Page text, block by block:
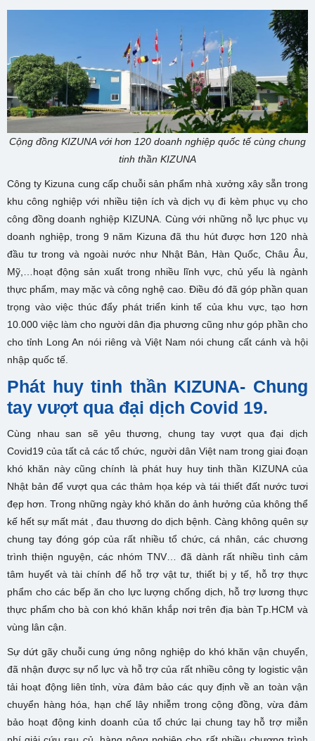
Cộng đồng KIZUNA với hơn 120 doanh nghiệp quốc tế cùng chung
tinh thần KIZUNA
Công ty Kizuna cung cấp chuỗi sản phẩm nhà xưởng xây sẵn trong
khu công nghiệp với nhiều tiện ích và dịch vụ đi kèm phục vụ cho
công đồng doanh nghiệp KIZUNA. Cùng với những nỗ lực phục vụ
doanh nghiệp, trong 9 năm Kizuna đã thu hút được hơn 120 nhà
đầu tư trong và ngoài nước như Nhật Bản, Hàn Quốc, Châu Âu,
Mỹ,…hoạt động sản xuất trong nhiều lĩnh vực, chủ yếu là ngành
thực phẩm, may mặc và công nghệ cao. Điều đó đã góp phần quan
trọng vào việc thúc đẩy phát triển kinh tế của khu vực, tạo hơn
10.000 việc làm cho người dân địa phương cũng như góp phần cho
cho tỉnh Long An nói riêng và Việt Nam nói chung cất cánh và hội
nhập quốc tế.
Phát huy tinh thần KIZUNA- Chung
tay vượt qua đại dịch Covid 19.
Cùng nhau san sẽ yêu thương, chung tay vượt qua đại dịch
Covid19 của tất cả các tổ chức, người dân Việt nam trong giai đoạn
khó khăn này cũng chính là phát huy huy tinh thần KIZUNA của
Nhật bản để vượt qua các thảm họa kép và tái thiết đất nước tươi
đẹp hơn. Trong những ngày khó khăn do ảnh hưởng của không thể
kế hết sự mất mát , đau thương do dịch bệnh. Càng không quên sự
chung tay đóng góp của rất nhiều tổ chức, cá nhân, các chương
trình thiện nguyện, các nhóm TNV… đã dành rất nhiều tình cảm
tâm huyết và tài chính để hỗ trợ vật tư, thiết bị y tế, hỗ trợ thực
phẩm cho các bếp ăn cho lực lượng chống dịch, hỗ trợ lương thực
thực phẩm cho bà con khó khăn khắp nơi trên địa bàn Tp.HCM và
vùng lân cận.
Sự dứt gãy chuỗi cung ứng nông nghiệp do khó khăn vận chuyển,
đã nhận được sự nổ lực và hỗ trợ của rất nhiều công ty logistic vận
tải hoạt động liên tỉnh, vừa đảm bảo các quy định về an toàn vận
chuyển hàng hóa, hạn chế lây nhiễm trong cộng đồng, vừa đảm
bảo hoạt động kinh doanh của tổ chức lại chung tay hỗ trợ miễn